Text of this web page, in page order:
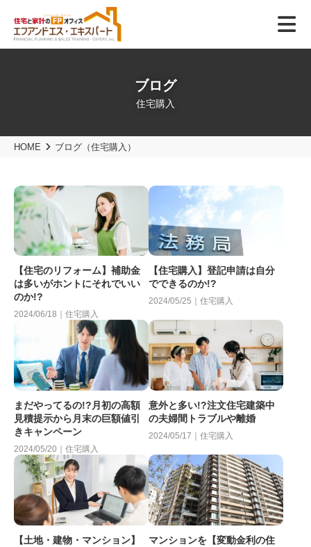
ブログ
住宅購入
HOME ブログ（住宅購入）
【住宅のリフォーム】補助金
は多いがホントにそれでいい
のか!?
2024/06/18｜住宅購入
【住宅購入】登記申請は自分
でできるのか!?
2024/05/25｜住宅購入
まだやってるの!?月初の高額
見積提示から月末の巨額値引
きキャンペーン
2024/05/20｜住宅購入
意外と多い!?注文住宅建築中
の夫婦間トラブルや離婚
2024/05/17｜住宅購入
【土地・建物・マンション】
マンションを【変動金利の住